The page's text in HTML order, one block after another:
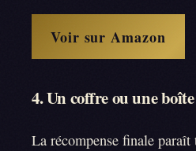
Voir sur Amazon
4. Un coffre ou une
La récompense finale